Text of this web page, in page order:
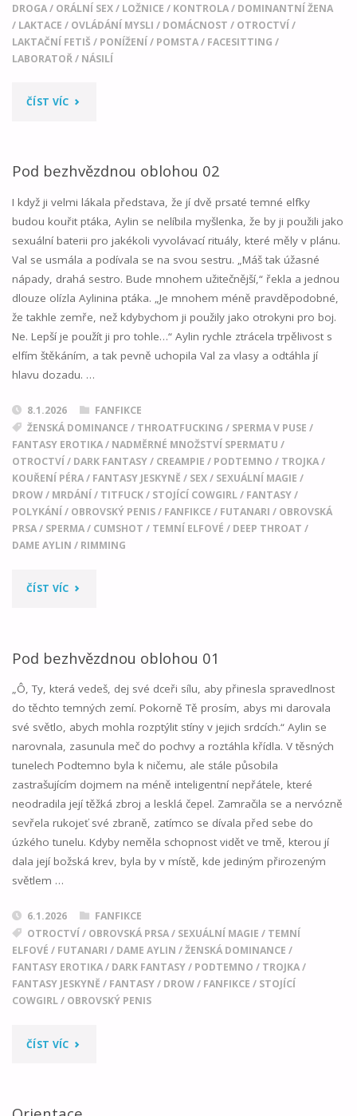
DROGA/ ORÁLNÍ SEX/ LOŽNICE / KONTROLA/ DOMINANTNÍ ŽENA
/ LAKTACE / OVLÁDÁNÍ MYSLI / DOMÁCNOST / OTROCTVÍ /
LAKTAČNÍ FETIŠ / PONÍŽENÍ / POMSTA/ FACESITTING /
LABORATOŘ/ NÁSILÍ
ČÍST VÍC"MATEŘSKÉ
ČÁST
01"
Pod bezhvězdnou oblohou 02
I když ji velmi lákala představa, že jí dvě prsaté temné elfky
budou kouřit ptáka, Aylin se nelíbila myšlenka, že by ji použili jako
sexuální baterii pro jakékoli vyvolávací rituály, které měly v plánu.
Val se usmála a podívala se na svou sestru. „Máš tak úžasné
nápady, drahá sestro. Bude mnohem užitečnější,“ řekla a jednou
dlouze olízla Aylinina ptáka. „Je mnohem méně pravděpodobné,
že takhle zemře, než kdybychom ji použily jako otrokyni pro boj.
Ne. Lepší je použít ji pro tohle…“ Aylin rychle ztrácela trpělivost s
elfím štěkáním, a tak pevně uchopila Val za vlasy a odtáhla jí
hlavu dozadu. …
8.1.2026
FANFIKCE
ŽENSKÁ DOMINANCE / THROATFUCKING / SPERMA V PUSE /
FANTASY EROTIKA/ NADMĚRNÉ MNOŽSTVÍ SPERMATU /
OTROCTVÍ / DARK FANTASY/ CREAMPIE / PODTEMNO / TROJKA/
KOUŘENÍ PÉRA/ FANTASY JESKYNĚ / SEX/ SEXUÁLNÍ MAGIE /
DROW/ MRDÁNÍ / TITFUCK/ STOJÍCÍ COWGIRL/ FANTASY/
POLYKÁNÍ / OBROVSKÝ PENIS/ FANFIKCE / FUTANARI / OBROVSKÁ
PRSA/ SPERMA/ CUMSHOT / TEMNÍ ELFOVÉ / DEEP THROAT /
DAME AYLIN / RIMMING
ČÍST VÍC"POD
OBLOHOU
02"
Pod bezhvězdnou oblohou 01
„Ô, Ty, která vedeš, dej své dceři sílu, aby přinesla spravedlnost
do těchto temných zemí. Pokorně Tě prosím, abys mi darovala
své světlo, abych mohla rozptýlit stíny v jejich srdcích.“ Aylin se
narovnala, zasunula meč do pochvy a roztáhla křídla. V těsných
tunelech Podtemno byla k ničemu, ale stále působila
zastrašujícím dojmem na méně inteligentní nepřátele, které
neodradila její těžká zbroj a lesklá čepel. Zamračila se a nervózně
sevřela rukojeť své zbraně, zatímco se dívala před sebe do
úzkého tunelu. Kdyby neměla schopnost vidět ve tmě, kterou jí
dala její božská krev, byla by v místě, kde jediným přirozeným
světlem …
6.1.2026
FANFIKCE
OTROCTVÍ / OBROVSKÁ PRSA/ SEXUÁLNÍ MAGIE / TEMNÍ
ELFOVÉ / FUTANARI / DAME AYLIN /ŽENSKÁ DOMINANCE /
FANTASY EROTIKA/ DARK FANTASY/ PODTEMNO / TROJKA/
FANTASY JESKYNĚ / FANTASY/ DROW/ FANFIKCE / STOJÍCÍ
COWGIRL/ OBROVSKÝ PENIS
ČÍST VÍC"POD